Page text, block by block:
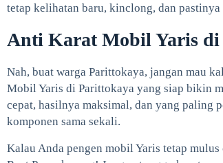
tetap kelihatan baru, kinclong, dan pastinya
Anti Karat Mobil Yaris
Nah, buat warga Parittokaya, jangan mau
Mobil Yaris di Parittokaya yang siap bikin
cepat, hasilnya maksimal, dan yang paling
komponen sama sekali.
Kalau Anda pengen mobil Yaris tetap